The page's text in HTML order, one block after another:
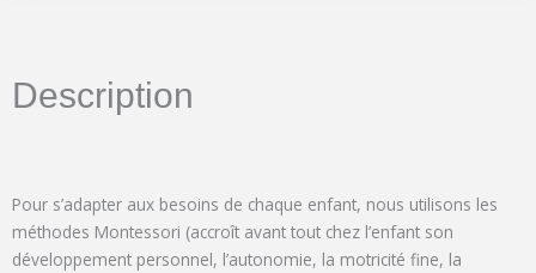
Description
Pour s’adapter aux besoins de chaque enfant, nous utilisons les
méthodes Montessori (accroît avant tout chez l’enfant son
développement personnel, l’autonomie, la motricité fine, la